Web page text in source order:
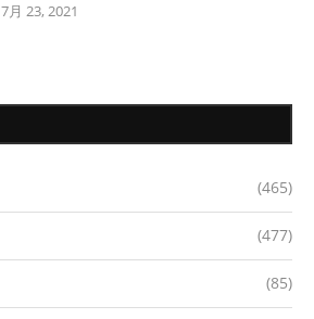
7月 23, 2021
(465)
(477)
(85)